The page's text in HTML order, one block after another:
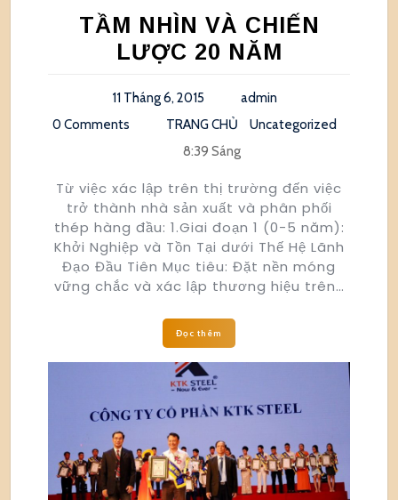
TẦM NHÌN VÀ CHIẾN
LƯỢC 20 NĂM
11 Tháng 6, 2015
admin
0 Comments
TRANG CHỦ
Uncategorized
8:39 Sáng
Từ việc xác lập trên thị trường đến việc
trở thành nhà sản xuất và phân phối
thép hàng đầu: 1.Giai đoạn 1 (0-5 năm):
Khởi Nghiệp và Tồn Tại dưới Thế Hệ Lãnh
Đạo Đầu Tiên Mục tiêu: Đặt nền móng
vững chắc và xác lập thương hiệu trên…
Đọc thêm